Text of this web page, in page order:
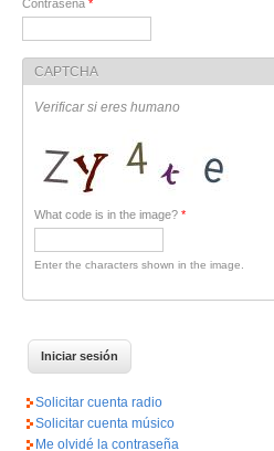
Contraseña *
CAPTCHA
Verificar si eres humano
What code is in the image? *
Enter the characters shown in the image.
Solicitar cuenta radio
Solicitar cuenta músico
Me olvidé la contraseña